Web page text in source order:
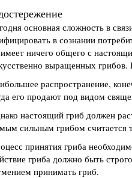
основная сложность в
в сознании
ничего общего с
выращенных
распространение,
его продают под видом
настоящий гриб должен
сильным грибом считается
принятия гриба
гриба должно быть
принимать гриб.